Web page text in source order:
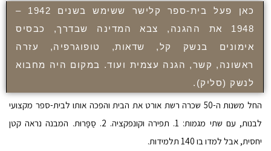
כאן פעל בית-ספר קלישר ששימש בשנים 1942 –
1948 את ההגנה, צבא המדינה שבדרך, כבסיס
אימונים בנשק קל, שדאות, טופוגרפיה, עזרה
ראשונה, קשר, הגנה עצמית ועוד. במקום היה מחבוא
לנשק (סליק).
החל משנות ה-50 שכרה רשת אורט את הבית והפכה אותו לבית-ספר מקצועי
לבנות, עם שתי מגמות: 1. תפירה וקונפקציה. 2. סַפָּרוּת. המבנה נראה קטן
יחסית, אבל למדו בו 140 תלמידות.